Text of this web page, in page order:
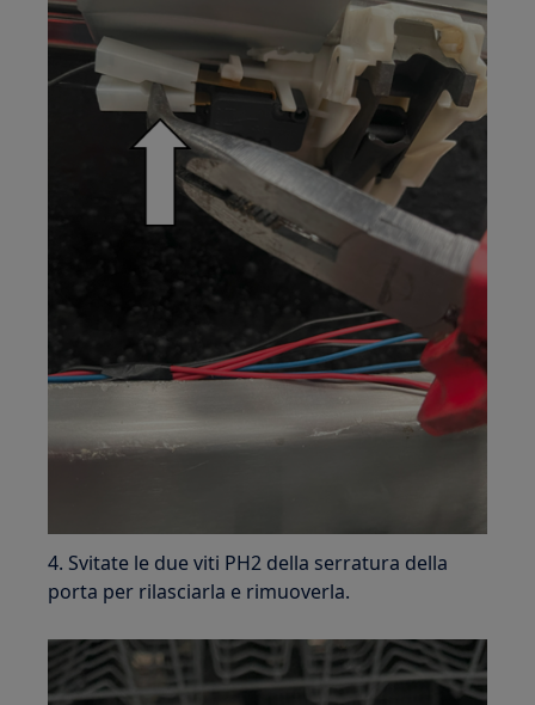
4. Svitate le due viti PH2 della serratura della
porta per rilasciarla e rimuoverla.